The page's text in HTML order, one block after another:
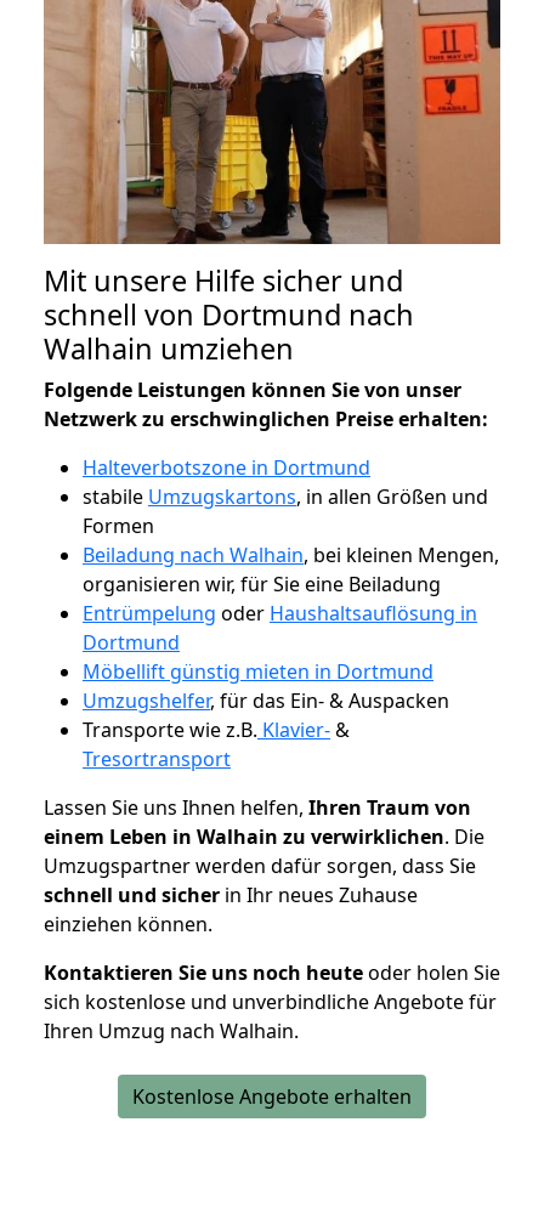
Mit unsere Hilfe sicher und
schnell von Dortmund nach
Walhain umziehen
Folgende Leistungen können Sie von unser
Netzwerk zu erschwinglichen Preise erhalten:
Halteverbotszone in Dortmund
stabile Umzugskartons, in allen Größen und
Formen
Beiladung nach Walhain, bei kleinen Mengen,
organisieren wir, für Sie eine Beiladung
Entrümpelung oder Haushaltsauflösung in
Dortmund
Möbellift günstig mieten in Dortmund
Umzugshelfer, für das Ein- & Auspacken
Transporte wie z.B. Klavier-&
Tresortransport
Lassen Sie uns Ihnen helfen, Ihren Traum von
einem Leben in Walhain zu verwirklichen. Die
Umzugspartner werden dafür sorgen, dass Sie
schnell und sicher in Ihr neues Zuhause
einziehen können.
Kontaktieren Sie uns noch heuteoder holen Sie
sich kostenlose und unverbindliche Angebote für
Ihren Umzug nach Walhain.
Kostenlose Angebote erhalten